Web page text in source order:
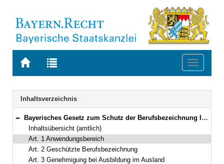
Zur
BAYERN.RECHT
Zur
letzten
Suche
Toggle
Navigation
Inhaltsverzeichnis
Bereich reduzieren
Bayerisches Gesetz zum Schutz der Berufsbezeichnung Ingenieurin und Ingenieur (Bayerisches Ingenieurgesetz – BayIngG) Vom 12. Juli 2016 (GVBl. S. 156) BayRS 702-2-W (Art. 1–7)
Inhaltsübersicht (amtlich)
Art. 1 Anwendungsbereich
Art. 2 Geschützte Berufsbezeichnung
Art. 3 Genehmigung bei Ausbildung im Ausland